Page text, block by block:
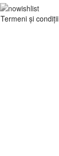
Termeni şi condiţii